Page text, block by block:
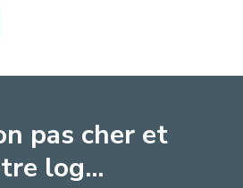
pas cher et
log...